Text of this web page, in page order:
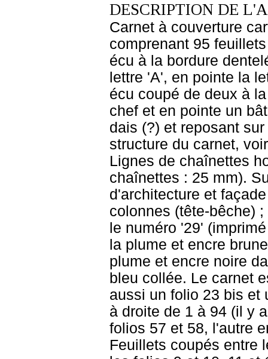
DESCRIPTION DE
Carnet à couverture
comprenant 95
écu à la bordure
lettre 'A', en pointe la
écu coupé de deux à
chef et en pointe un
dais (?) et reposant
structure du carnet,
Lignes de chaînettes
chaînettes : 25 mm).
d'architecture et
colonnes (tête-bêche)
le numéro '29'
la plume et encre
plume et encre noire
bleu collée. Le carnet
aussi un folio 23 bis et
à droite de 1 à 94 (il y
folios 57 et 58, l'autre
Feuillets coupés entre